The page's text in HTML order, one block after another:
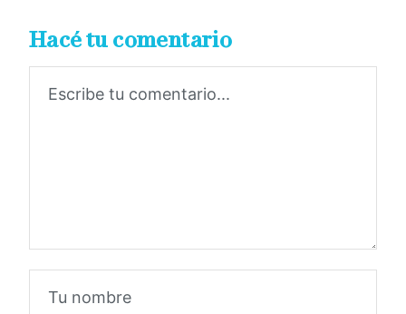
Hacé tu comentario